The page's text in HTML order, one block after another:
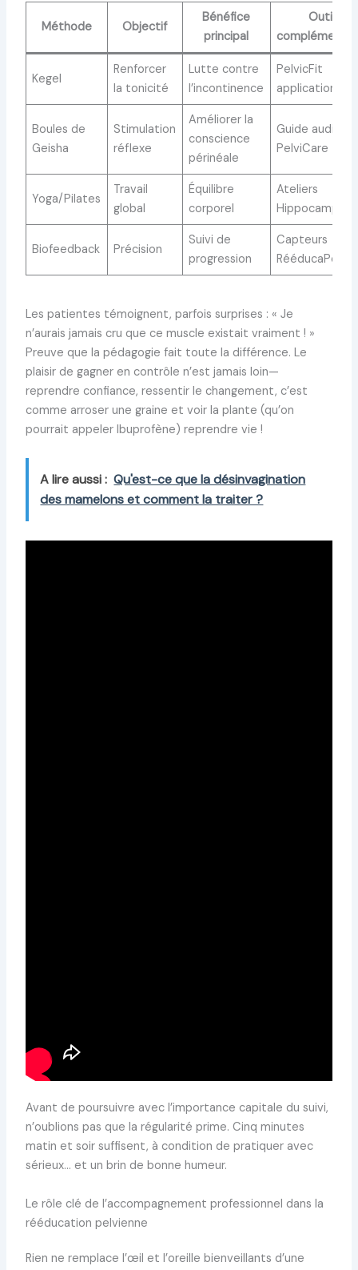
Méthode Objectif
Bénéfice
principal
Outils
Kegel
Renforcer
la tonicité
Lutte contre
l’incontinence
PelvicFit
application
Boules de
Geisha
Stimulation
réflexe
Améliorer la
conscience
périnéale
Guide audio
PelviCare
Yoga/Pilates
Travail
global
Équilibre
corporel
Ateliers
Hippocampe
Biofeedback Précision
Suivi de
progression
Capteurs
RééducaPelv
Les patientes témoignent, parfois surprises : « Je
n’aurais jamais cru que ce muscle existait vraiment ! »
Preuve que la pédagogie fait toute la différence. Le
plaisir de gagner en contrôle n’est jamais loin—
reprendre confiance, ressentir le changement, c’est
comme arroser une graine et voir la plante (qu’on
pourrait appeler Ibuprofène) reprendre vie !
A lire aussi : Qu'est-ce que la désinvagination
des mamelons et comment la traiter ?
Avant de poursuivre avec l’importance capitale du suivi,
n’oublions pas que la régularité prime. Cinq minutes
matin et soir suffisent, à condition de pratiquer avec
sérieux… et un brin de bonne humeur.
Le rôle clé de l’accompagnement professionnel dans la
rééducation pelvienne
Rien ne remplace l’œil et l’oreille bienveillants d’une